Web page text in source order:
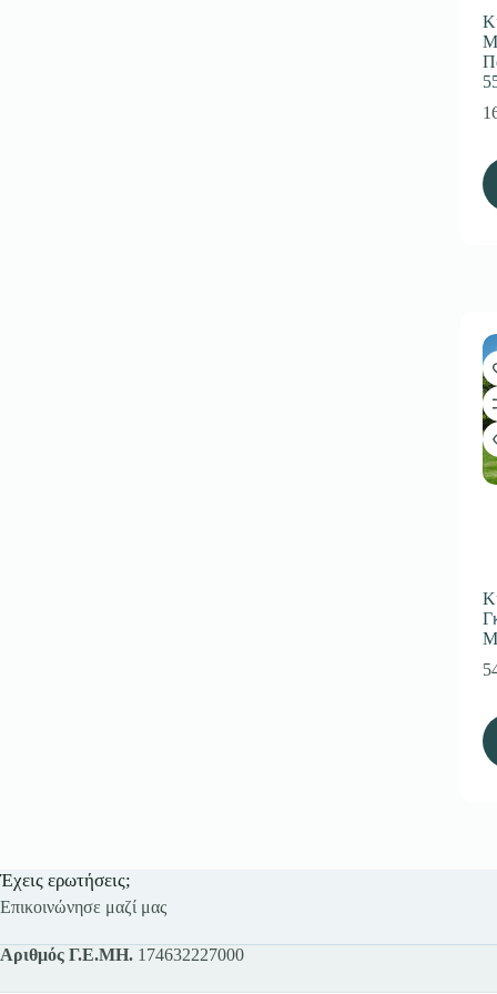
Έχεις ερωτήσεις;
Επικοινώνησε μαζί μας
Αριθμός Γ.Ε.ΜΗ. 174632227000